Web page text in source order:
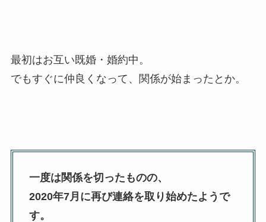
最初はお互い既婚・婚約中。
でもすぐに仲良くなって、関係が始まったとか。
一度は関係を切ったものの、
2020年7月に再び連絡を取り始めたようで
す。